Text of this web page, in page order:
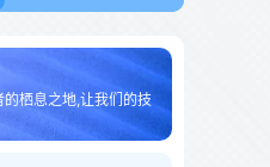
的栖息之地,让我们的技